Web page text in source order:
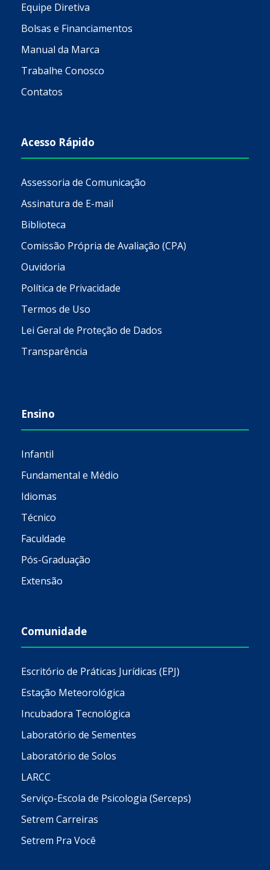
Equipe Diretiva
Bolsas e Financiamentos
Manual da Marca
Trabalhe Conosco
Contatos
Acesso Rápido
Assessoria de Comunicação
Assinatura de E-mail
Biblioteca
Comissão Própria de Avaliação (CPA)
Ouvidoria
Política de Privacidade
Termos de Uso
Lei Geral de Proteção de Dados
Transparência
Ensino
Infantil
Fundamental e Médio
Idiomas
Técnico
Faculdade
Pós-Graduação
Extensão
Comunidade
Escritório de Práticas Jurídicas (EPJ)
Estação Meteorológica
Incubadora Tecnológica
Laboratório de Sementes
Laboratório de Solos
LARCC
Serviço-Escola de Psicologia (Serceps)
Setrem Carreiras
Setrem Pra Você